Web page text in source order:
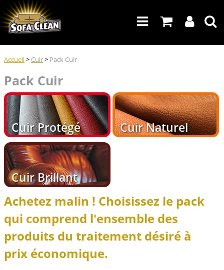
Accueil> Cuir> Pack Cuir
Pack Cuir
Cuir Protégé Cuir Naturel
Cuir Brillant
Achetez malin ! Choisissez le pack
qui comprend l'ensemble des
produits du traitement désiré à
prix économique.